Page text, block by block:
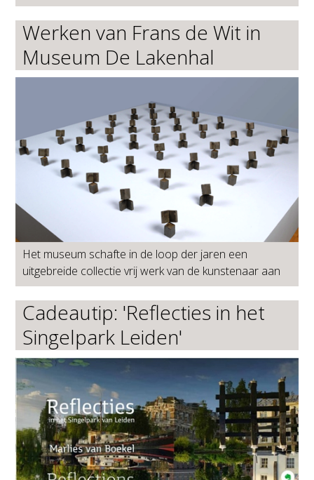
Werken van Frans de Wit in
Museum De Lakenhal
Het museum schafte in de loop der jaren een
uitgebreide collectie vrij werk van de kunstenaar aan
Cadeautip: 'Reflecties in het
Singelpark Leiden'